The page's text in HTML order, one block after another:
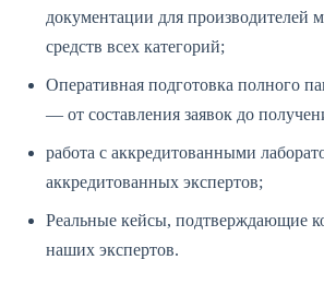
документации для
средств всех категорий;
Оперативная подготовка полного
— от составления заявок до
работа с аккредитованными
аккредитованных экспертов;
Реальные кейсы, подтверждающие
наших экспертов.